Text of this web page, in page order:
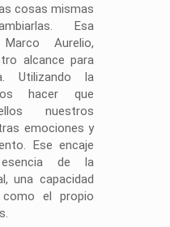
cosas mismas
Esa
Aurelio,
alcance para
Utilizando la
hacer que
nuestros
emociones y
Ese encaje
de la
una capacidad
el propio